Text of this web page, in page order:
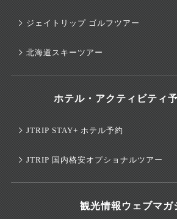
ジェイトリップ ゴルフツアー
北海道スキーツアー
ホテル・アクティビティ
JTRIP STAY+ ホテル予約
JTRIP 国内格安オプショナルツアー
観光情報ウェブマガ